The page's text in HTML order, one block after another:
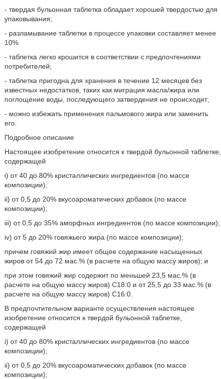
- твердая бульонная таблетка обладает хорошей твердостью для
упаковывания;
- разламывание таблетки в процессе упаковки составляет менее
10%
- таблетка легко крошится в соответствии с предпочтениями
потребителей;
- таблетка пригодна для хранения в течение 12 месяцев без
известных недостатков, таких как миграция масла/жира или
поглощение воды, последующего затвердения не происходит;
- можно избежать применения пальмового жира или заменить
его.
Подробное описание
Настоящее изобретение относится к твердой бульонной таблетке,
содержащей
i) от 40 до 80% кристаллических ингредиентов (по массе
композиции);
ii) от 0,5 до 20% вкусоароматических добавок (по массе
композиции);
iii) от 0,5 до 35% аморфных ингредиентов (по массе композиции);
iv) от 5 до 20% говяжьего жира (по массе композиции);
причем говяжий жир имеет общее содержание насыщенных
жиров от 54 до 72 мас.% (в расчете на общую массу жиров); и
при этом говяжий жир содержит по меньшей 23,5 мас.% (в
расчете на общую массу жиров) C18:0 и от 25,5 до 33 мас.% (в
расчете на общую массу жиров) C16:0.
В предпочтительном варианте осуществления настоящее
изобретение относится к твердой бульонной таблетке,
содержащей
i) от 40 до 80% кристаллических ингредиентов (по массе
композиции);
ii) от 0,5 до 20% вкусоароматических добавок (по массе
композиции);